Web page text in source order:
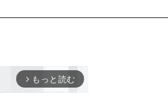
arrow_forward_ios もっと読む